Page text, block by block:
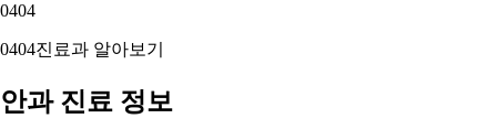
0404
0404진료과 알아보기
안과 진료 정보